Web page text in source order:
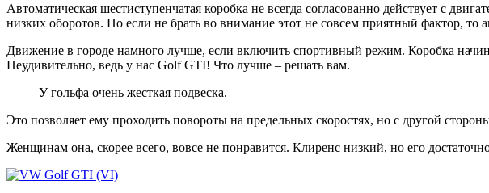
Автоматическая шестиступенчатая коробка не всегда согласованно действует с
низких оборотов. Но если не брать во внимание этот не совсем приятный фактор,
Движение в городе намного лучше, если включить спортивный режим. Коробка
Неудивительно, ведь у нас Golf GTI! Что лучше – решать вам.
У гольфа очень жесткая подвеска.
Это позволяет ему проходить повороты на предельных скоростях, но с другой
Женщинам она, скорее всего, вовсе не понравится. Клиренс низкий, но его